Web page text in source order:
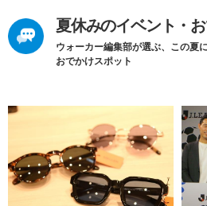
夏休みのイベント・
ウォーカー編集部が選ぶ、この夏
おでかけスポット